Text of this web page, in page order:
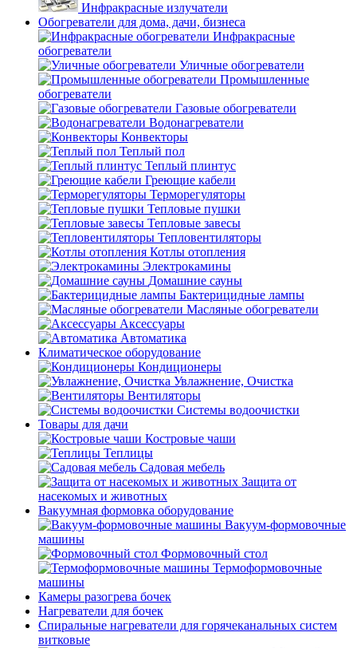
Инфракрасные излучатели
Обогреватели для дома, дачи, бизнеса
Инфракрасные
обогреватели
Уличные обогреватели
Промышленные
обогреватели
Газовые обогреватели
Водонагреватели
Конвекторы
Теплый пол
Теплый плинтус
Греющие кабели
Терморегуляторы
Тепловые пушки
Тепловые завесы
Тепловентиляторы
Котлы отопления
Электрокамины
Домашние сауны
Бактерицидные лампы
Масляные обогреватели
Аксессуары
Автоматика
Климатическое оборудование
Кондиционеры
Увлажнение, Очистка
Вентиляторы
Системы водоочистки
Товары для дачи
Костровые чаши
Теплицы
Садовая мебель
Защита от
насекомых и животных
Вакуумная формовка оборудование
Вакуум-формовочные
машины
Формовочный стол
Термоформовочные
машины
Камеры разогрева бочек
Нагреватели для бочек
Спиральные нагреватели для горячеканальных систем
витковые